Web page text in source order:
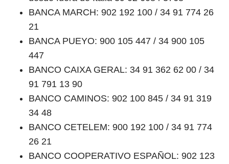
BANCA MARCH: 902 192 100 / 34 91 774 26
21
BANCA PUEYO: 900 105 447 / 34 900 105
447
BANCO CAIXA GERAL: 34 91 362 62 00 / 34
91 791 13 90
BANCO CAMINOS: 902 100 845 / 34 91 319
34 48
BANCO CETELEM: 900 192 100 / 34 91 774
26 21
BANCO COOPERATIVO ESPAÑOL: 902 123